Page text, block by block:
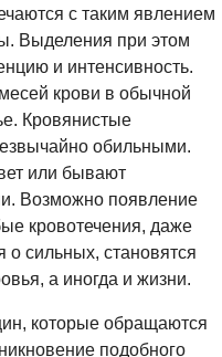
с таким явлением
Выделения при этом
и интенсивность.
крови в обычной
Кровянистые
обильными.
или бывают
Возможно появление
кровотечения, даже
сильных, становятся
а иногда и жизни.
которые обращаются
подобного